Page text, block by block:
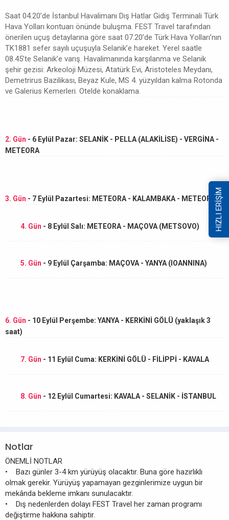
Saat 04.20’de İstanbul Havalimanı Dış Hatlar Gidiş Terminali Türk
Hava Yolları kontuarı önünde buluşma. FEST Travel tarafından
önerilen uçuş detaylarına göre saat 07.20’de Türk Hava Yolları’nın
TK1881 sefer sayılı uçuşuyla Selanik’e hareket. Yerel saatle
08.45’te Selanik’e varış. Havalimanında karşılanma ve Selanik
şehir gezisi: Arkeoloji Müzesi, Atatürk Evi, Aristoteles Meydanı,
Demetrirus Bazilikası, Beyaz Kule, MS 4. yüzyıldan kalma Rotonda
ve Galerius Kemerleri. Otelde konaklama.
2. Gün - 6 Eylül Pazar: SELANİK - PELLA (ALAKİLİSE) - VERGİNA -
METEORA
3. Gün - 7 Eylül Pazartesi: METEORA - KALAMBAKA - METEORA
4. Gün - 8 Eylül Salı: METEORA - MAÇOVA (METSOVO)
5. Gün - 9 Eylül Çarşamba: MAÇOVA - YANYA (IOANNINA)
6. Gün - 10 Eylül Perşembe: YANYA - KERKİNİ GÖLÜ (yaklaşık 3
saat)
7. Gün - 11 Eylül Cuma: KERKİNİ GÖLÜ - FİLİPPİ - KAVALA
8. Gün - 12 Eylül Cumartesi: KAVALA - SELANİK - İSTANBUL
Notlar
ÖNEMLİ NOTLAR
• Bazı günler 3-4 km yürüyüş olacaktır. Buna göre hazırlıklı
olmak gerekir. Yürüyüş yapamayan gezginlerimize uygun bir
mekânda bekleme imkanı sunulacaktır.
• Dış nedenlerden dolayı FEST Travel her zaman programı
değiştirme hakkına sahiptir.
HIZLI ERİŞİM